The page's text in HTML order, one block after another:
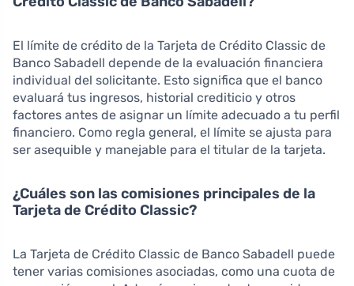
El límite de crédito de la Tarjeta de Crédito Classic de
Banco Sabadell depende de la evaluación financiera
individual del solicitante. Esto significa que el banco
evaluará tus ingresos, historial crediticio y otros
factores antes de asignar un límite adecuado a tu perfil
financiero. Como regla general, el límite se ajusta para
ser asequible y manejable para el titular de la tarjeta.
¿Cuáles son las comisiones principales de la
Tarjeta de Crédito Classic?
La Tarjeta de Crédito Classic de Banco Sabadell puede
tener varias comisiones asociadas, como una cuota de